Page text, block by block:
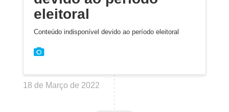
eleitoral
Conteúdo indisponível devido ao período eleitoral
18 de Março de 2022